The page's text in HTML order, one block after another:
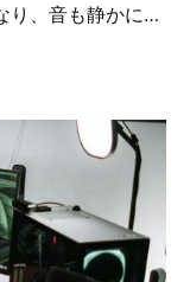
V2の3XLサ
3XL ブラック
エレバ楽天市場
ました。 理由
、HHKB Studio